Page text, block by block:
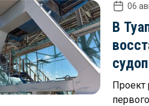
06
В
Проект